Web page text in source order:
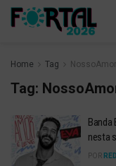
Home Tag
Tag:
Banda
nesta
POR